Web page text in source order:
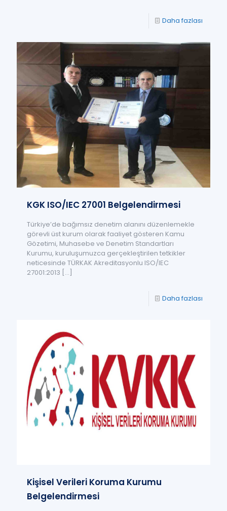
Daha fazlası
KGK ISO/IEC 27001 Belgelendirmesi
Türkiye’de bağımsız denetim alanını düzenlemekle
görevli üst kurum olarak faaliyet gösteren Kamu
Gözetimi, Muhasebe ve Denetim Standartları
Kurumu, kuruluşumuzca gerçekleştirilen tetkikler
neticesinde TÜRKAK Akreditasyonlu ISO/IEC
27001:2013 […]
Daha fazlası
Kişisel Verileri Koruma Kurumu
Belgelendirmesi